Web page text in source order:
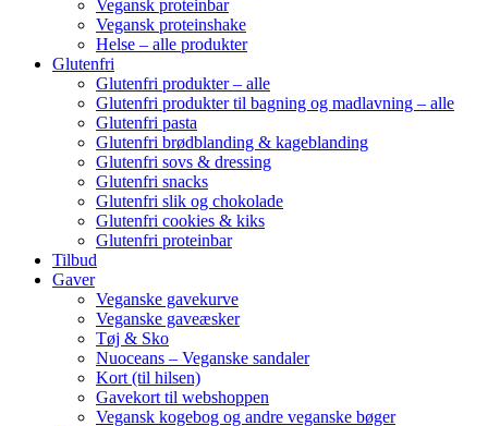
Vegansk proteinbar
Vegansk proteinshake
Helse – alle produkter
Glutenfri
Glutenfri produkter – alle
Glutenfri produkter til bagning og madlavning – alle
Glutenfri pasta
Glutenfri brødblanding & kageblanding
Glutenfri sovs & dressing
Glutenfri snacks
Glutenfri slik og chokolade
Glutenfri cookies & kiks
Glutenfri proteinbar
Tilbud
Gaver
Veganske gavekurve
Veganske gaveæsker
Tøj & Sko
Nuoceans – Veganske sandaler
Kort (til hilsen)
Gavekort til webshoppen
Vegansk kogebog og andre veganske bøger